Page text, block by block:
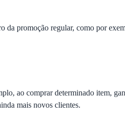
da promoção regular, como por
ao comprar determinado item,
mais novos clientes.